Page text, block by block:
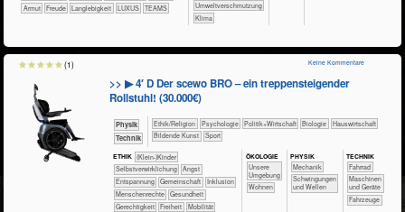
Armut
Freude Langlebigkeit LUXUS TEAMS
​​Umweltverschmutzung
Klima
>> ▶ 4′ D Der scewo BRO – ein treppensteigender
Rollstuhl! (30.000€)
​​​​​​Physik
​Technik
​​​​​​​​​​Ethik/​Religion ​​​​​​​​​​Psychologie ​​​​​​​​​Politik+​Wirtschaft ​​​​​​​Biologie
​Haus­wirtschaft
Bildende Kunst
Sport
ETHIK (Klein-)Kinder
​​​​​​​​​​​​​​​​​​​​​​​​​​​​​​​​​​​​​​​​Selbst­verwirklichung
​​​​​​​​​​​​​Angst
​​​​​​​​​​​​​Entspannung
​​​​​​​​​​Gemeinschaft
​​​​​​​​Inklusion
​​​​​​​Menschenrechte
​​​​​​Gesundheit
​​​​Gerechtigkeit
​​​Freiheit
​​​Mobilität
ÖKO​LOGIE
​​​​​​​​​​​​​Unsere
Umgebung
​​​​Wohnen
PHY​SIK
​​​Mechanik
​Schwingungen
und Wellen
TECH​NIK
​​​​​​​Fahrrad
​​​​Maschinen
und Geräte
​Fahrzeuge
Keine Kommentare
(1)